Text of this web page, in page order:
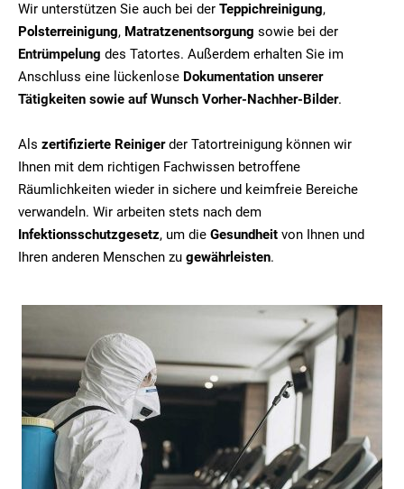
Wir unterstützen Sie auch bei der Teppichreinigung,
Polsterreinigung, Matratzenentsorgung sowie bei der
Entrümpelung des Tatortes. Außerdem erhalten Sie im
Anschluss eine lückenlose Dokumentation unserer
Tätigkeiten sowie auf Wunsch Vorher-Nachher-Bilder.
Als zertifizierte Reinigerder Tatortreinigung können wir
Ihnen mit dem richtigen Fachwissen betroffene
Räumlichkeiten wieder in sichere und keimfreie Bereiche
verwandeln. Wir arbeiten stets nach dem
Infektionsschutzgesetz, um die Gesundheit von Ihnen und
Ihren anderen Menschen zu gewährleisten.